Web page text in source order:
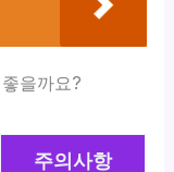
을까요?
주의사항